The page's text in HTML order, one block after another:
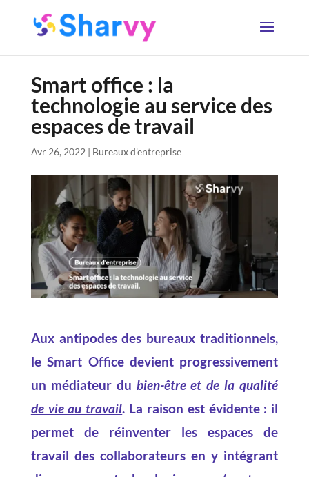
Smart office : la
technologie au service des
espaces de travail
Avr 26, 2022 | Bureaux d'entreprise
Aux antipodes des bureaux traditionnels,
leSmart Officedevient progressivement
un médiateur du bien-être et de la qualité
de vie au travail. La raison est évidente : il
permet de réinventer les espaces de
travail des collaborateurs en y intégrant